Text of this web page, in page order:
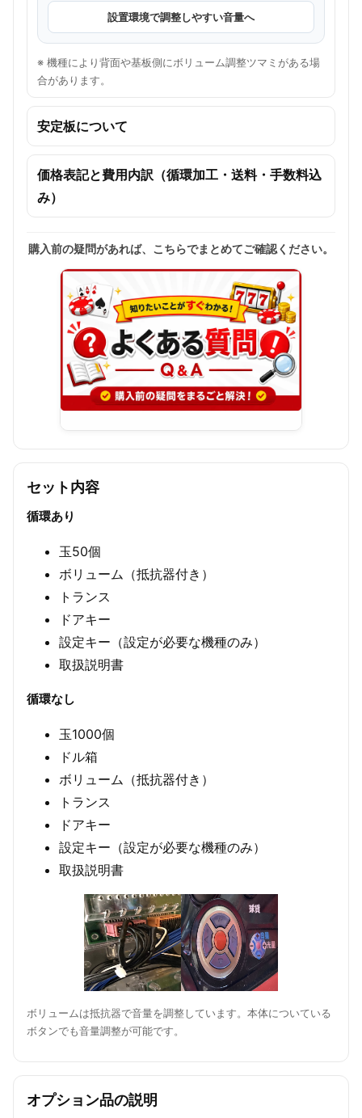
設置環境で調整しやすい音量へ
※ 機種により背面や基板側にボリューム調整ツマミがある場
合があります。
安定板について
価格表記と費用内訳（循環加工・送料・手数料込
み）
購入前の疑問があれば、こちらでまとめてご確認ください。
セット内容
循環あり
玉50個
ボリューム（抵抗器付き）
トランス
ドアキー
設定キー（設定が必要な機種のみ）
取扱説明書
循環なし
玉1000個
ドル箱
ボリューム（抵抗器付き）
トランス
ドアキー
設定キー（設定が必要な機種のみ）
取扱説明書
ボリュームは抵抗器で音量を調整しています。本体についている
ボタンでも音量調整が可能です。
オプション品の説明